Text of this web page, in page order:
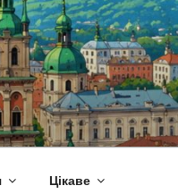
Цікаве